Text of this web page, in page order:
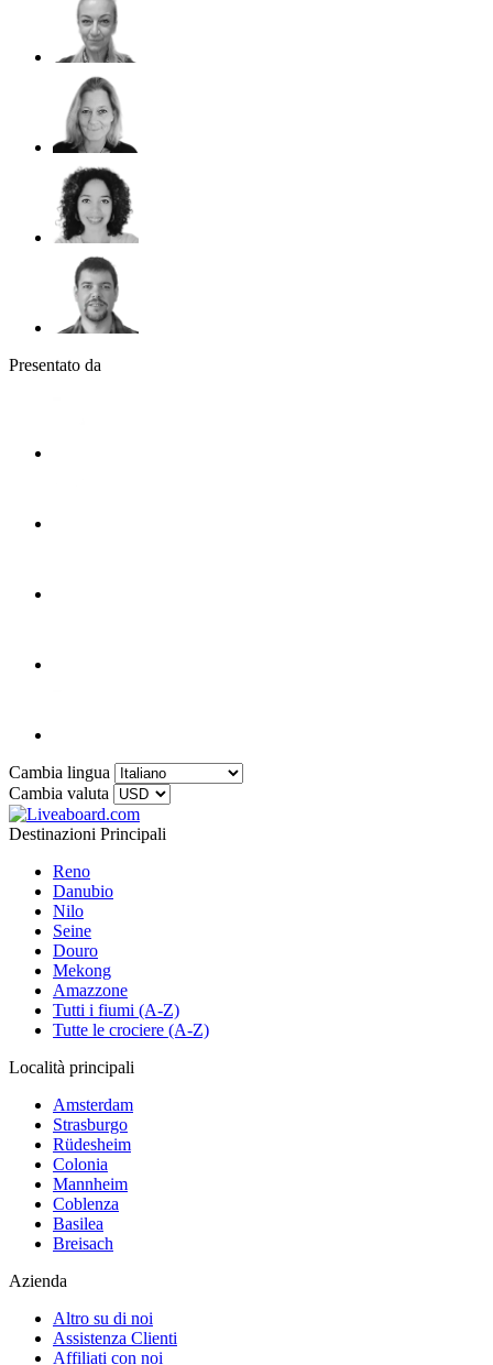
Presentato da
Cambia lingua
Cambia valuta
Destinazioni Principali
Reno
Danubio
Nilo
Seine
Douro
Mekong
Amazzone
Tutti i fiumi (A-Z)
Tutte le crociere (A-Z)
Località principali
Amsterdam
Strasburgo
Rüdesheim
Colonia
Mannheim
Coblenza
Basilea
Breisach
Azienda
Altro su di noi
Assistenza Clienti
Affiliati con noi